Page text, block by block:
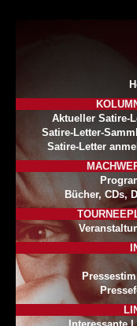
Aktueller Satire-
Satire-Letter-
Satire-Letter
Bücher, CDs,